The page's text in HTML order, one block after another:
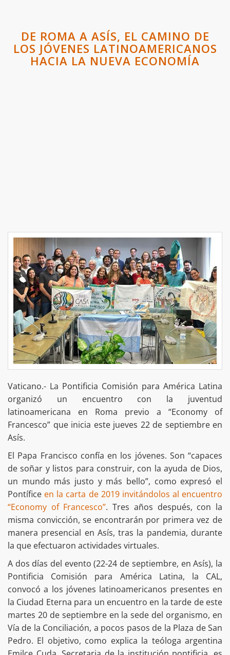
DE ROMA A ASÍS, EL CAMINO DE
LOS JÓVENES LATINOAMERICANOS
HACIA LA NUEVA ECONOMÍA
Vaticano.- La Pontificia Comisión para América Latina
organizó un encuentro con la juventud
latinoamericana en Roma previo a “Economy of
Francesco” que inicia este jueves 22 de septiembre en
Asís.
El Papa Francisco confía en los jóvenes. Son “capaces
de soñar y listos para construir, con la ayuda de Dios,
un mundo más justo y más bello”, como expresó el
Pontífice en la carta de 2019 invitándolos al encuentro
“Economy of Francesco”. Tres años después, con la
misma convicción, se encontrarán por primera vez de
manera presencial en Asís, tras la pandemia, durante
la que efectuaron actividades virtuales.
A dos días del evento (22-24 de septiembre, en Asís), la
Pontificia Comisión para América Latina, la CAL,
convocó a los jóvenes latinoamericanos presentes en
la Ciudad Eterna para un encuentro en la tarde de este
martes 20 de septiembre en la sede del organismo, en
Vía de la Conciliación, a pocos pasos de la Plaza de San
Pedro. El objetivo, como explica la teóloga argentina